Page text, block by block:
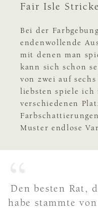
Fair Isle
Bei der
endenwollende
mit denen man
kann sich schon
von zwei auf
liebsten spiele ich
verschiedenen
Muster endlose
Den besten Rat,
habe stammte